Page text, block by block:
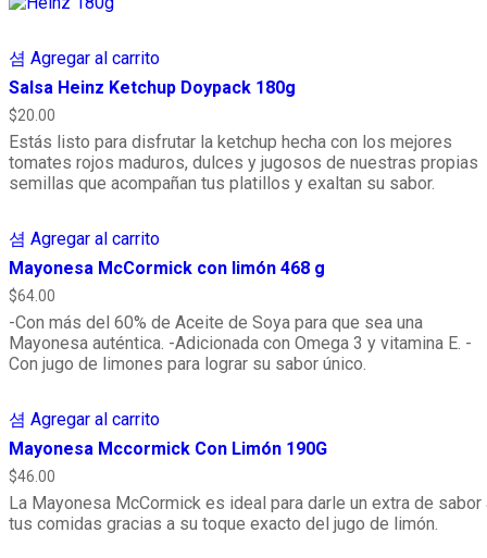
Agregar al carrito
Salsa Heinz Ketchup Doypack 180g
$20.00
Estás listo para disfrutar la ketchup hecha con los mejores
tomates rojos maduros, dulces y jugosos de nuestras propias
semillas que acompañan tus platillos y exaltan su sabor.
Agregar al carrito
Mayonesa McCormick con limón 468 g
$64.00
-Con más del 60% de Aceite de Soya para que sea una
Mayonesa auténtica. -Adicionada con Omega 3 y vitamina E. -
Con jugo de limones para lograr su sabor único.
Agregar al carrito
Mayonesa Mccormick Con Limón 190G
$46.00
La Mayonesa McCormick es ideal para darle un extra de sabor
tus comidas gracias a su toque exacto del jugo de limón.